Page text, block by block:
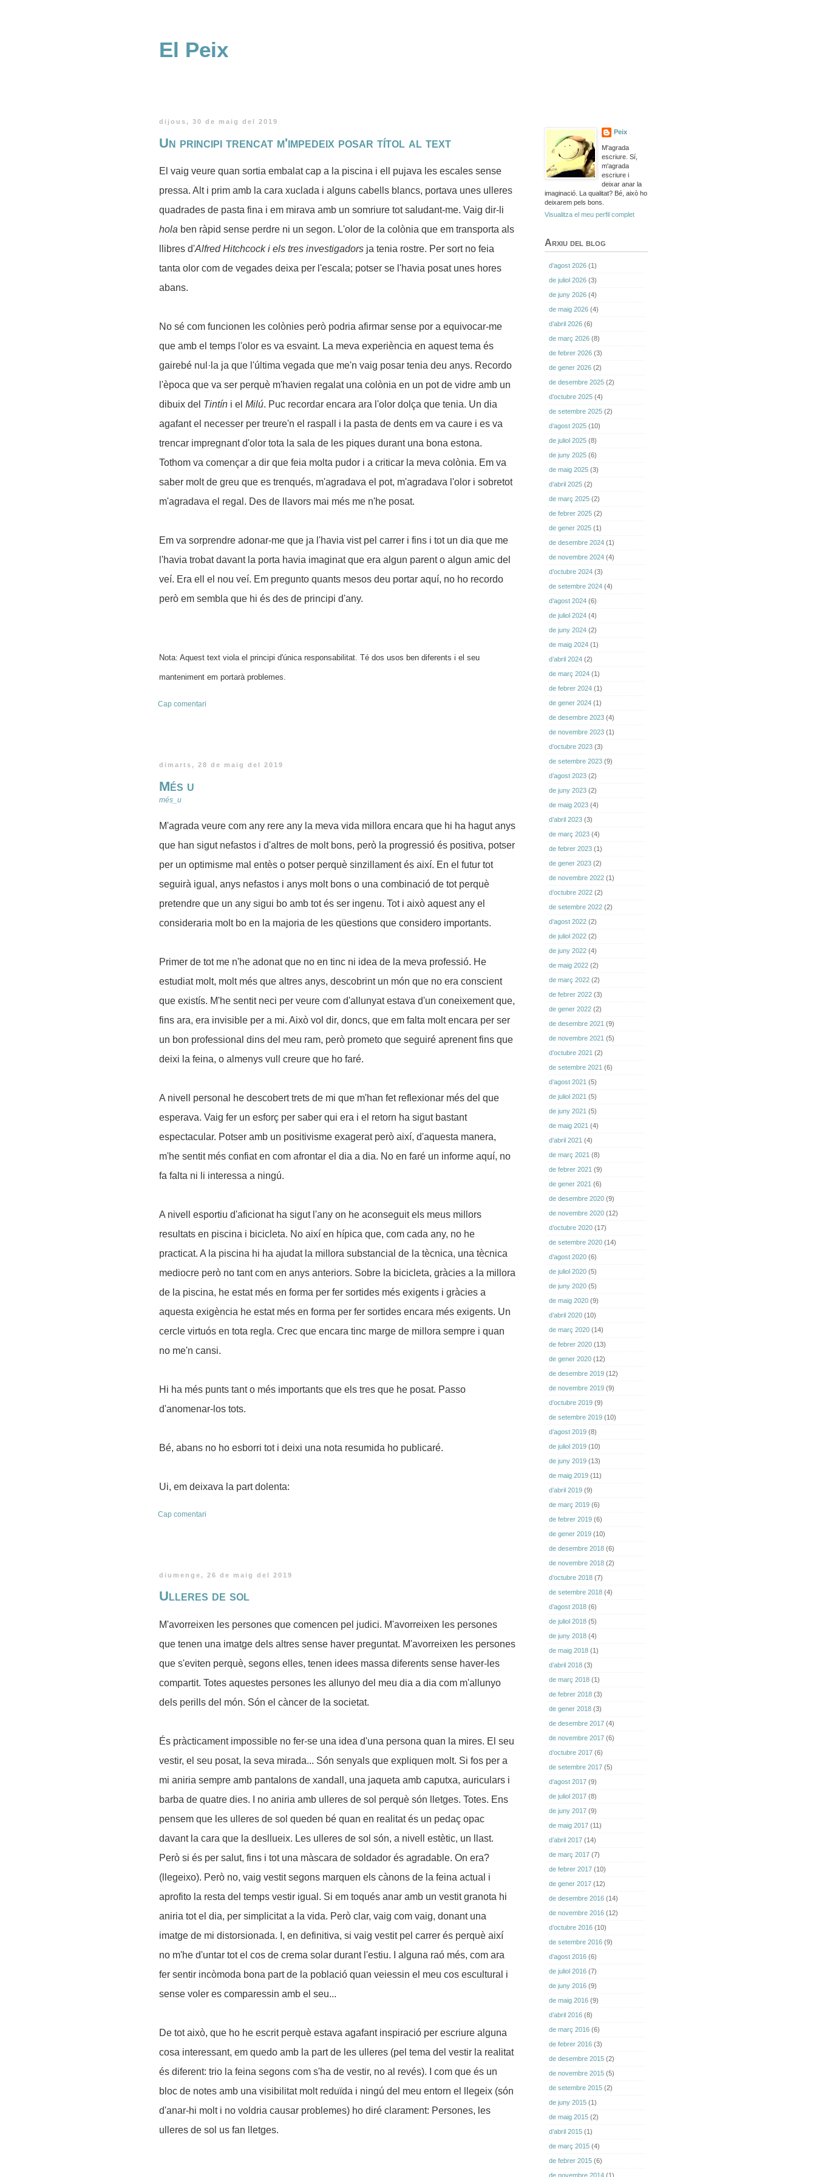
El Peix
dijous, 30 de maig del 2019
Un principi trencat m'impedeix posar títol al text
El vaig veure quan sortia embalat cap a la piscina i ell pujava les escales sense
pressa. Alt i prim amb la cara xuclada i alguns cabells blancs, portava unes ulleres
quadrades de pasta fina i em mirava amb un somriure tot saludant-me. Vaig dir-li
hola ben ràpid sense perdre ni un segon. L'olor de la colònia que em transporta als
llibres d'Alfred Hitchcock i els tres investigadors ja tenia rostre. Per sort no feia
tanta olor com de vegades deixa per l'escala; potser se l'havia posat unes hores
abans.
No sé com funcionen les colònies però podria afirmar sense por a equivocar-me
que amb el temps l'olor es va esvaint. La meva experiència en aquest tema és
gairebé nul·la ja que l'última vegada que me'n vaig posar tenia deu anys. Recordo
l'època que va ser perquè m'havien regalat una colònia en un pot de vidre amb un
dibuix del Tintín i el Milú. Puc recordar encara ara l'olor dolça que tenia. Un dia
agafant el necesser per treure'n el raspall i la pasta de dents em va caure i es va
trencar impregnant d'olor tota la sala de les piques durant una bona estona.
Tothom va començar a dir que feia molta pudor i a criticar la meva colònia. Em va
saber molt de greu que es trenqués, m'agradava el pot, m'agradava l'olor i sobretot
m'agradava el regal. Des de llavors mai més me n'he posat.
Em va sorprendre adonar-me que ja l'havia vist pel carrer i fins i tot un dia que me
l'havia trobat davant la porta havia imaginat que era algun parent o algun amic del
veí. Era ell el nou veí. Em pregunto quants mesos deu portar aquí, no ho recordo
però em sembla que hi és des de principi d'any.
Nota: Aquest text viola el principi d'única responsabilitat. Té dos usos ben diferents i el seu
manteniment em portarà problemes.
Cap comentari
dimarts, 28 de maig del 2019
Més u
més_u
M'agrada veure com any rere any la meva vida millora encara que hi ha hagut anys
que han sigut nefastos i d'altres de molt bons, però la progressió és positiva, potser
per un optimisme mal entès o potser perquè sinzillament és així. En el futur tot
seguirà igual, anys nefastos i anys molt bons o una combinació de tot perquè
pretendre que un any sigui bo amb tot és ser ingenu. Tot i això aquest any el
consideraria molt bo en la majoria de les qüestions que considero importants.
Primer de tot me n'he adonat que no en tinc ni idea de la meva professió. He
estudiat molt, molt més que altres anys, descobrint un món que no era conscient
que existís. M'he sentit neci per veure com d'allunyat estava d'un coneixement que,
fins ara, era invisible per a mi. Això vol dir, doncs, que em falta molt encara per ser
un bon professional dins del meu ram, però prometo que seguiré aprenent fins que
deixi la feina, o almenys vull creure que ho faré.
A nivell personal he descobert trets de mi que m'han fet reflexionar més del que
esperava. Vaig fer un esforç per saber qui era i el retorn ha sigut bastant
espectacular. Potser amb un positivisme exagerat però així, d'aquesta manera,
m'he sentit més confiat en com afrontar el dia a dia. No en faré un informe aquí, no
fa falta ni li interessa a ningú.
A nivell esportiu d'aficionat ha sigut l'any on he aconseguit els meus millors
resultats en piscina i bicicleta. No així en hípica que, com cada any, no he
practicat. A la piscina hi ha ajudat la millora substancial de la tècnica, una tècnica
mediocre però no tant com en anys anteriors. Sobre la bicicleta, gràcies a la millora
de la piscina, he estat més en forma per fer sortides més exigents i gràcies a
aquesta exigència he estat més en forma per fer sortides encara més exigents. Un
cercle virtuós en tota regla. Crec que encara tinc marge de millora sempre i quan
no me'n cansi.
Hi ha més punts tant o més importants que els tres que he posat. Passo
d'anomenar-los tots.
Bé, abans no ho esborri tot i deixi una nota resumida ho publicaré.
Ui, em deixava la part dolenta:
Cap comentari
diumenge, 26 de maig del 2019
Ulleres de sol
M'avorreixen les persones que comencen pel judici. M'avorreixen les persones
que tenen una imatge dels altres sense haver preguntat. M'avorreixen les persones
que s'eviten perquè, segons elles, tenen idees massa diferents sense haver-les
compartit. Totes aquestes persones les allunyo del meu dia a dia com m'allunyo
dels perills del món. Són el càncer de la societat.
És pràcticament impossible no fer-se una idea d'una persona quan la mires. El seu
vestir, el seu posat, la seva mirada... Són senyals que expliquen molt. Si fos per a
mi aniria sempre amb pantalons de xandall, una jaqueta amb caputxa, auriculars i
barba de quatre dies. I no aniria amb ulleres de sol perquè són lletges. Totes. Ens
pensem que les ulleres de sol queden bé quan en realitat és un pedaç opac
davant la cara que la desllueix. Les ulleres de sol són, a nivell estètic, un llast.
Però si és per salut, fins i tot una màscara de soldador és agradable. On era?
(llegeixo). Però no, vaig vestit segons marquen els cànons de la feina actual i
aprofito la resta del temps vestir igual. Si em toqués anar amb un vestit granota hi
aniria tot el dia, per simplicitat a la vida. Però clar, vaig com vaig, donant una
imatge de mi distorsionada. I, en definitiva, si vaig vestit pel carrer és perquè així
no m'he d'untar tot el cos de crema solar durant l'estiu. I alguna raó més, com ara
fer sentir incòmoda bona part de la població quan veiessin el meu cos escultural i
sense voler es comparessin amb el seu...
De tot això, que ho he escrit perquè estava agafant inspiració per escriure alguna
cosa interessant, em quedo amb la part de les ulleres (pel tema del vestir la realitat
és diferent: trio la feina segons com s'ha de vestir, no al revés). I com que és un
bloc de notes amb una visibilitat molt reduïda i ningú del meu entorn el llegeix (són
d'anar-hi molt i no voldria causar problemes) ho diré clarament: Persones, les
ulleres de sol us fan lletges.
Peix
M'agrada
escriure. Sí,
m'agrada
escriure i
deixar anar la
imaginació. La qualitat? Bé, això ho
deixarem pels bons.
Visualitza el meu perfil complet
Arxiu del blog
d’agost 2026 (1)
de juliol 2026 (3)
de juny 2026 (4)
de maig 2026 (4)
d’abril 2026 (6)
de març 2026 (8)
de febrer 2026 (3)
de gener 2026 (2)
de desembre 2025 (2)
d’octubre 2025 (4)
de setembre 2025 (2)
d’agost 2025 (10)
de juliol 2025 (8)
de juny 2025 (6)
de maig 2025 (3)
d’abril 2025 (2)
de març 2025 (2)
de febrer 2025 (2)
de gener 2025 (1)
de desembre 2024 (1)
de novembre 2024 (4)
d’octubre 2024 (3)
de setembre 2024 (4)
d’agost 2024 (6)
de juliol 2024 (4)
de juny 2024 (2)
de maig 2024 (1)
d’abril 2024 (2)
de març 2024 (1)
de febrer 2024 (1)
de gener 2024 (1)
de desembre 2023 (4)
de novembre 2023 (1)
d’octubre 2023 (3)
de setembre 2023 (9)
d’agost 2023 (2)
de juny 2023 (2)
de maig 2023 (4)
d’abril 2023 (3)
de març 2023 (4)
de febrer 2023 (1)
de gener 2023 (2)
de novembre 2022 (1)
d’octubre 2022 (2)
de setembre 2022 (2)
d’agost 2022 (2)
de juliol 2022 (2)
de juny 2022 (4)
de maig 2022 (2)
de març 2022 (2)
de febrer 2022 (3)
de gener 2022 (2)
de desembre 2021 (9)
de novembre 2021 (5)
d’octubre 2021 (2)
de setembre 2021 (6)
d’agost 2021 (5)
de juliol 2021 (5)
de juny 2021 (5)
de maig 2021 (4)
d’abril 2021 (4)
de març 2021 (8)
de febrer 2021 (9)
de gener 2021 (6)
de desembre 2020 (9)
de novembre 2020 (12)
d’octubre 2020 (17)
de setembre 2020 (14)
d’agost 2020 (6)
de juliol 2020 (5)
de juny 2020 (5)
de maig 2020 (9)
d’abril 2020 (10)
de març 2020 (14)
de febrer 2020 (13)
de gener 2020 (12)
de desembre 2019 (12)
de novembre 2019 (9)
d’octubre 2019 (9)
de setembre 2019 (10)
d’agost 2019 (8)
de juliol 2019 (10)
de juny 2019 (13)
de maig 2019 (11)
d’abril 2019 (9)
de març 2019 (6)
de febrer 2019 (6)
de gener 2019 (10)
de desembre 2018 (6)
de novembre 2018 (2)
d’octubre 2018 (7)
de setembre 2018 (4)
d’agost 2018 (6)
de juliol 2018 (5)
de juny 2018 (4)
de maig 2018 (1)
d’abril 2018 (3)
de març 2018 (1)
de febrer 2018 (3)
de gener 2018 (3)
de desembre 2017 (4)
de novembre 2017 (6)
d’octubre 2017 (6)
de setembre 2017 (5)
d’agost 2017 (9)
de juliol 2017 (8)
de juny 2017 (9)
de maig 2017 (11)
d’abril 2017 (14)
de març 2017 (7)
de febrer 2017 (10)
de gener 2017 (12)
de desembre 2016 (14)
de novembre 2016 (12)
d’octubre 2016 (10)
de setembre 2016 (9)
d’agost 2016 (6)
de juliol 2016 (7)
de juny 2016 (9)
de maig 2016 (9)
d’abril 2016 (8)
de març 2016 (6)
de febrer 2016 (3)
de desembre 2015 (2)
de novembre 2015 (5)
de setembre 2015 (2)
de juny 2015 (1)
de maig 2015 (2)
d’abril 2015 (1)
de març 2015 (4)
de febrer 2015 (6)
de novembre 2014 (1)